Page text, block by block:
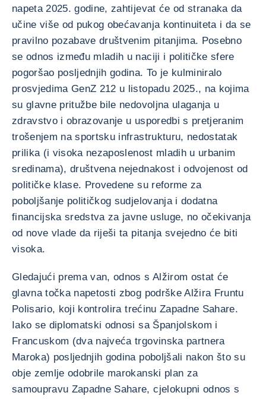
napeta 2025. godine, zahtijevat će od stranaka da
učine više od pukog obećavanja kontinuiteta i da se
pravilno pozabave društvenim pitanjima. Posebno
se odnos između mladih u naciji i političke sfere
pogoršao posljednjih godina. To je kulminiralo
prosvjedima GenZ 212 u listopadu 2025., na kojima
su glavne pritužbe bile nedovoljna ulaganja u
zdravstvo i obrazovanje u usporedbi s pretjeranim
trošenjem na sportsku infrastrukturu, nedostatak
prilika (i visoka nezaposlenost mladih u urbanim
sredinama), društvena nejednakost i odvojenost od
političke klase. Provedene su reforme za
poboljšanje političkog sudjelovanja i dodatna
financijska sredstva za javne usluge, no očekivanja
od nove vlade da riješi ta pitanja svejedno će biti
visoka.
Gledajući prema van, odnos s Alžirom ostat će
glavna točka napetosti zbog podrške Alžira Fruntu
Polisario, koji kontrolira trećinu Zapadne Sahare.
Iako se diplomatski odnosi sa Španjolskom i
Francuskom (dva najveća trgovinska partnera
Maroka) posljednjih godina poboljšali nakon što su
obje zemlje odobrile marokanski plan za
samoupravu Zapadne Sahare, cjelokupni odnos s